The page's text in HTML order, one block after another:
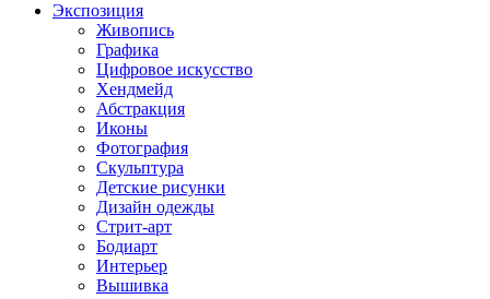
Экспозиция
Живопись
Графика
Цифровое искусство
Хендмейд
Абстракция
Иконы
Фотография
Скульптура
Детские рисунки
Дизайн одежды
Стрит-арт
Бодиарт
Интерьер
Вышивка